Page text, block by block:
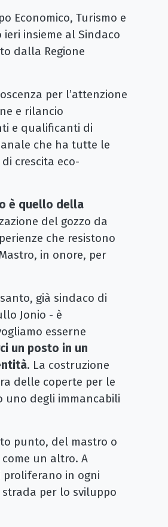
Economico, Turismo e
insieme al Sindaco
dalla Regione
per l’attenzione
e rilancio
e qualificanti di
che ha tutte le
crescita eco-
è quello della
del gozzo da
che resistono
in onore, per
già sindaco di
Jonio - è
esserne
un posto in un
. La costruzione
delle coperte per le
uno degli immancabili
punto, del mastro o
un altro. A
proliferano in ogni
per lo sviluppo